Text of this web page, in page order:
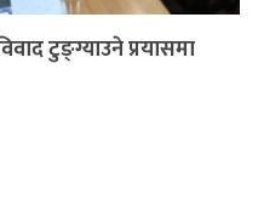
टुङ्ग्याउने प्रयासमा